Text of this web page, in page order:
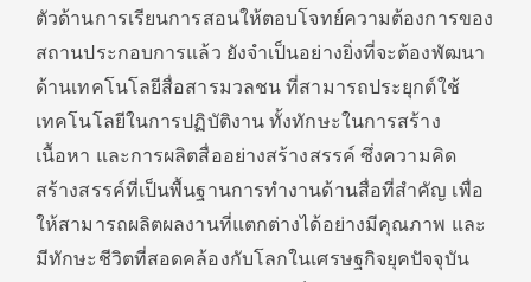
ตัวด้านการเรียนการสอนให้ตอบโจทย์ความต้องการของ
สถานประกอบการแล้ว ยังจำเป็นอย่างยิ่งที่จะต้องพัฒนา
ด้านเทคโนโลยีสื่อสารมวลชน ที่สามารถประยุกต์ใช้
เทคโนโลยีในการปฏิบัติงาน ทั้งทักษะในการสร้าง
เนื้อหา และการผลิตสื่ออย่างสร้างสรรค์ ซึ่งความคิด
สร้างสรรค์ที่เป็นพื้นฐานการทำงานด้านสื่อที่สำคัญ เพื่อ
ให้สามารถผลิตผลงานที่แตกต่างได้อย่างมีคุณภาพ และ
มีทักษะชีวิตที่สอดคล้องกับโลกในเศรษฐกิจยุคปัจจุบัน